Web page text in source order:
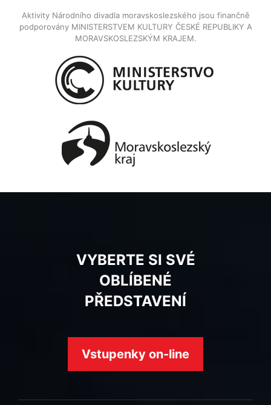
Aktivity Národního divadla moravskoslezského jsou finančně
podporovány MINISTERSTVEM KULTURY ČESKÉ REPUBLIKY A
MORAVSKOSLEZSKÝM KRAJEM.
VYBERTE SI SVÉ
OBLÍBENÉ
PŘEDSTAVENÍ
Vstupenky on-line